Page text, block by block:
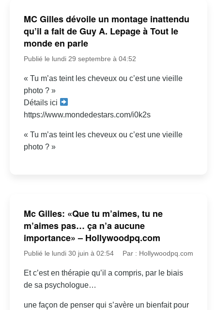
MC Gilles dévoile un montage inattendu
qu’il a fait de Guy A. Lepage à Tout le
monde en parle
Publié le lundi 29 septembre à 04:52
« Tu m’as teint les cheveux ou c’est une vieille
photo ? »
Détails ici
https://www.mondedestars.com/i0k2s
« Tu m’as teint les cheveux ou c’est une vieille
photo ? »
Mc Gilles: «Que tu m’aimes, tu ne
m’aimes pas… ça n’a aucune
importance» – Hollywoodpq.com
Publié le lundi 30 juin à 02:54 Par : Hollywoodpq.com
Et c’est en thérapie qu’il a compris, par le biais
de sa psychologue…
une façon de penser qui s’avère un bienfait pour